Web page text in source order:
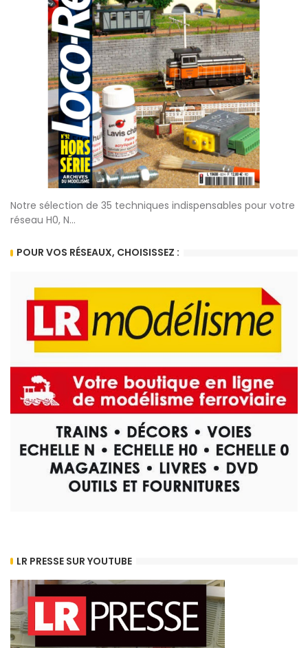
Notre sélection de 35 techniques indispensables pour votre
réseau H0, N...
POUR VOS RÉSEAUX, CHOISISSEZ :
LR PRESSE SUR YOUTUBE